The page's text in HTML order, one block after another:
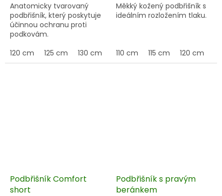
Anatomicky tvarovaný
podbřišník, který poskytuje
účinnou ochranu proti
podkovám.
120 cm
125 cm 130 cm 135 cm 140 cm
Měkký kožený podbřišník s
ideálním rozložením tlaku.
110 cm 115 cm 120 cm
Podbřišník Comfort
short
Podbřišník s pravým
beránkem